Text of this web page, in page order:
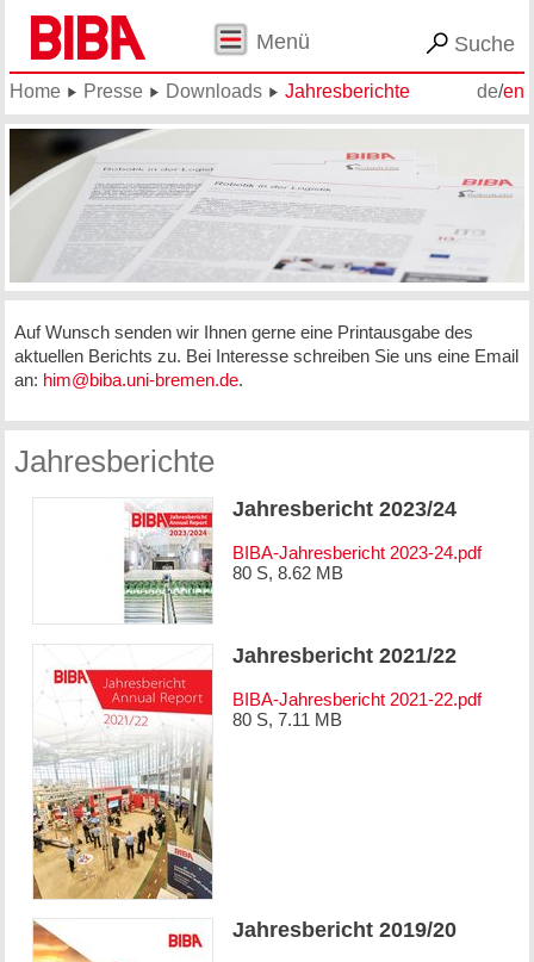
Menü Suche
de/en
Home Presse Downloads Jahresberichte
Auf Wunsch senden wir Ihnen gerne eine Printausgabe des
aktuellen Berichts zu. Bei Interesse schreiben Sie uns eine Email
an: him@biba.uni-bremen.de.
Jahresberichte
Jahresbericht 2023/24
BIBA-Jahresbericht 2023-24.pdf
80 S, 8.62 MB
Jahresbericht 2021/22
BIBA-Jahresbericht 2021-22.pdf
80 S, 7.11 MB
Jahresbericht 2019/20